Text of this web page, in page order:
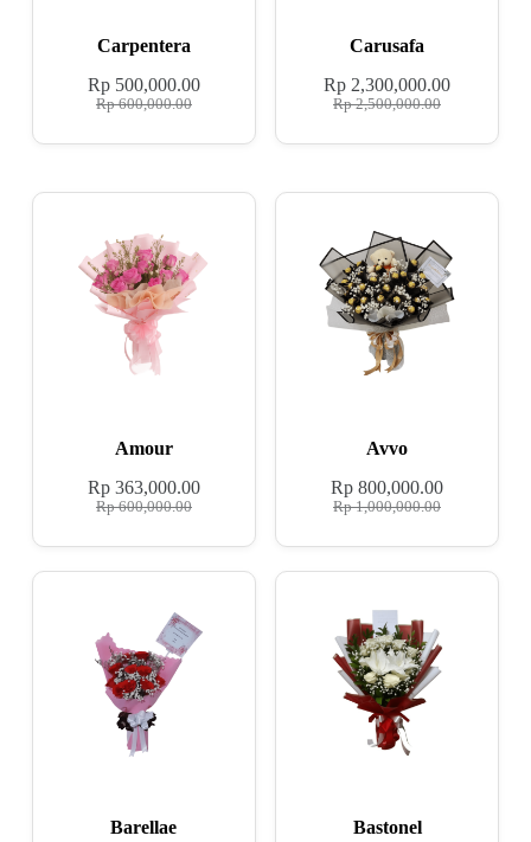
Carpentera
Rp600,000.00
Rp500,000.00
Carusafa
Rp2,500,000.00
Rp 2,300,000.00
Amour
Rp600,000.00
Rp363,000.00
Avvo
Rp1,000,000.00
Rp 800,000.00
Barellae Bastonel